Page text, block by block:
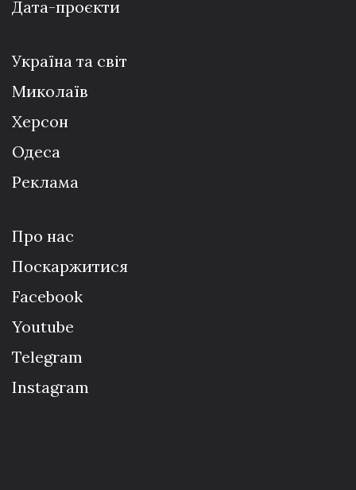
Дата-проєкти
Україна та світ
Миколаїв
Херсон
Одеса
Реклама
Про нас
Поскаржитися
Facebook
Youtube
Telegram
Instagram